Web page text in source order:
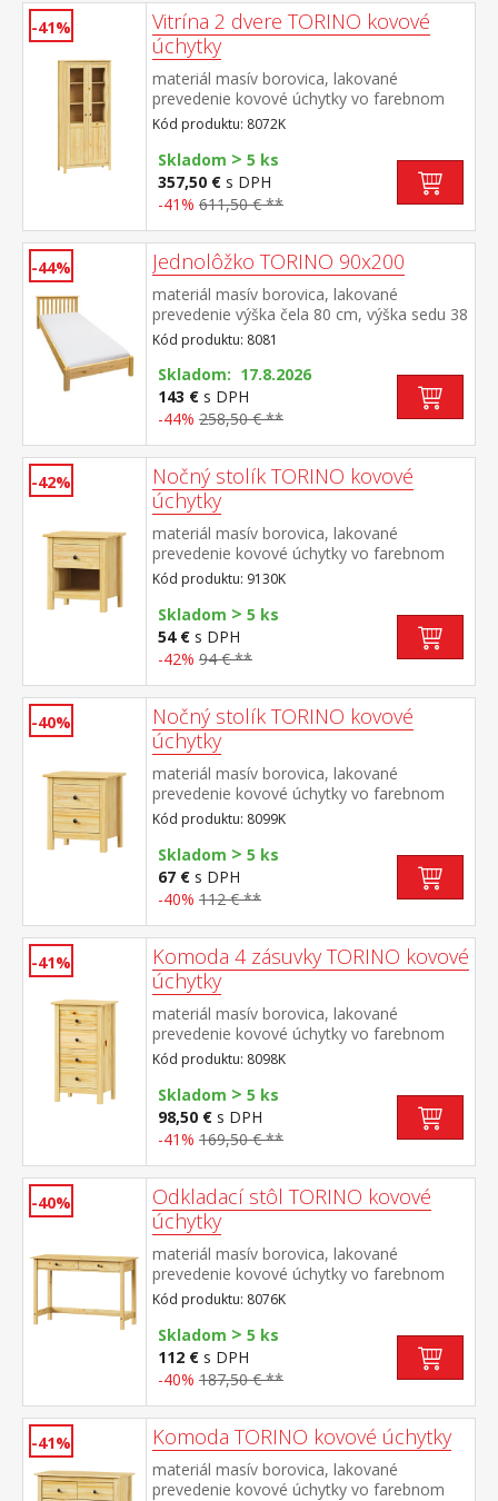
-41%
Vitrína 2 dvere TORINO kovové
úchytky
materiál masív borovica, lakované
prevedenie kovové úchytky vo farebnom
prevedení černená mosadz dvoje čiastočne
presklené dvere, štyri police
Kód produktu: 8072K
Skladom > 5 ks
357,50 € s DPH
-41% 611,50 € **
-44% Jednolôžko TORINO 90x200
materiál masív borovica, lakované
prevedenie výška čela 80 cm, výška sedu 38
cm, cena bez roštu a matraca minimálna
odporúčaná výška matraca 15 cm
odporúčaný rozmer matraca 90 × 200 cm a
rošt R1 odporúčaná nosnosť do 120 kg
Kód produktu: 8081
Skladom: 17.8.2026
143 € s DPH
-44% 258,50 € **
-42%
Nočný stolík TORINO kovové
úchytky
materiál masív borovica, lakované
prevedenie kovové úchytky vo farebnom
prevedení černená mosadz jedna zásuvka s
kovovými pojazdmi
Kód produktu: 9130K
Skladom > 5 ks
54 € s DPH
-42% 94 € **
-40%
Nočný stolík TORINO kovové
úchytky
materiál masív borovica, lakované
prevedenie kovové úchytky vo farebnom
prevedení černená
mosadz 2 zásuvky s kovovými pojazdmi
Kód produktu: 8099K
Skladom > 5 ks
67 € s DPH
-40% 112 € **
-41%
Komoda 4 zásuvky TORINO kovové
úchytky
materiál masív borovica, lakované
prevedenie kovové úchytky vo farebnom
prevedení černená
mosadz 4 zásuvky s kovovými pojazdmi
Kód produktu: 8098K
Skladom > 5 ks
98,50 € s DPH
-41% 169,50 € **
-40%
Odkladací stôl TORINO kovové
úchytky
materiál masív borovica, lakované
prevedenie kovové úchytky vo farebnom
prevedení černená mosadz dve zásuvky s
kovovými pojazdmi
Kód produktu: 8076K
Skladom > 5 ks
112 € s DPH
-40% 187,50 € **
-41% Komoda TORINO kovové úchytky
materiál masív borovica, lakované
prevedenie kovové úchytky vo farebnom